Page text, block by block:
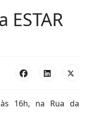
16h, na Rua da